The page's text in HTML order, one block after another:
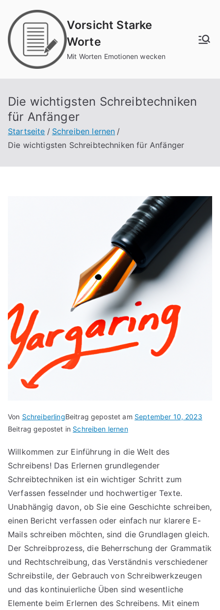
Inhalt
springen
Vorsicht Starke
Worte
Mit Worten Emotionen wecken
Die wichtigsten Schreibtechniken
für Anfänger
Startseite
Schreiben lernen
Die wichtigsten Schreibtechniken für Anfänger
Von SchreiberlingBeitrag gepostet am September 10, 2023
Beitrag gepostet in Schreiben lernen
Willkommen zur Einführung in die Welt des
Schreibens! Das Erlernen grundlegender
Schreibtechniken ist ein wichtiger Schritt zum
Verfassen fesselnder und hochwertiger Texte.
Unabhängig davon, ob Sie eine Geschichte schreiben,
einen Bericht verfassen oder einfach nur klarere E-
Mails schreiben möchten, sind die Grundlagen gleich.
Der Schreibprozess, die Beherrschung der Grammatik
und Rechtschreibung, das Verständnis verschiedener
Schreibstile, der Gebrauch von Schreibwerkzeugen
und das kontinuierliche Üben sind wesentliche
Elemente beim Erlernen des Schreibens. Mit einem